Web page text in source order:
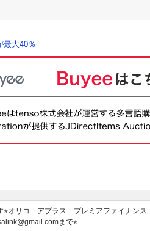
大40％
⭐︎オリコ　アプラス　プレミアファイナンス
まで⭐︎